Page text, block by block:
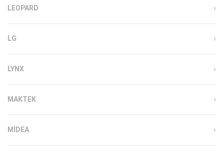
LEOPARD
LG
LYNX
MAKTEK
MIDEA